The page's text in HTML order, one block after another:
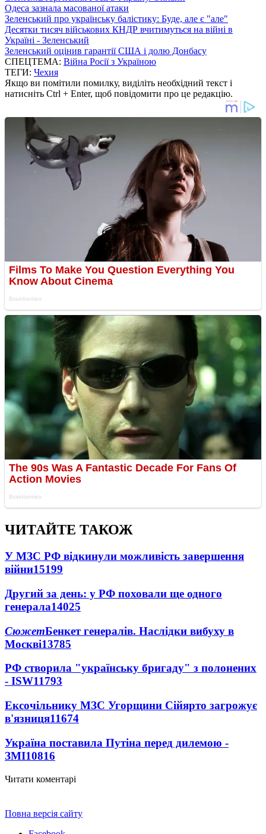
Одеса зазнала масованої атаки
Зеленський про українську балістику: Буде, але є "але"
Десятки тисяч військових КНДР вчитимуться на війні в
Україні - Зеленський
Зеленський оцінив гарантії США і долю Донбасу
СПЕЦТЕМА: Війна Росії з Україною
ТЕГИ: Чехия
Якщо ви помітили помилку, виділіть необхідний текст і
натисніть Ctrl + Enter, щоб повідомити про це редакцію.
ЧИТАЙТЕ ТАКОЖ
У МЗС РФ відкинули можливість завершення
війни15199
Другий за день: у РФ поховали ще одного
генерала14025
СюжетБенкет генералів. Наслідки вибуху в
Москві13785
РФ створила "українську бригаду" з полонених
- ISW11793
Ексочільнику МЗС Угорщини Сійярто загрожує
в'язниця11674
Україна поставила Путіна перед дилемою -
ЗМІ10816
Читати коментарі
Повна версія сайту